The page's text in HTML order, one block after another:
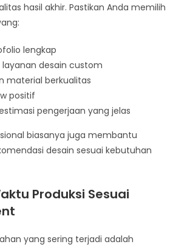
hasil akhir. Pastikan Anda memilih
lengkap
layanan desain custom
material berkualitas
positif
pengerjaan yang jelas
biasanya juga membantu
desain sesuai kebutuhan
Produksi Sesuai
yang sering terjadi adalah